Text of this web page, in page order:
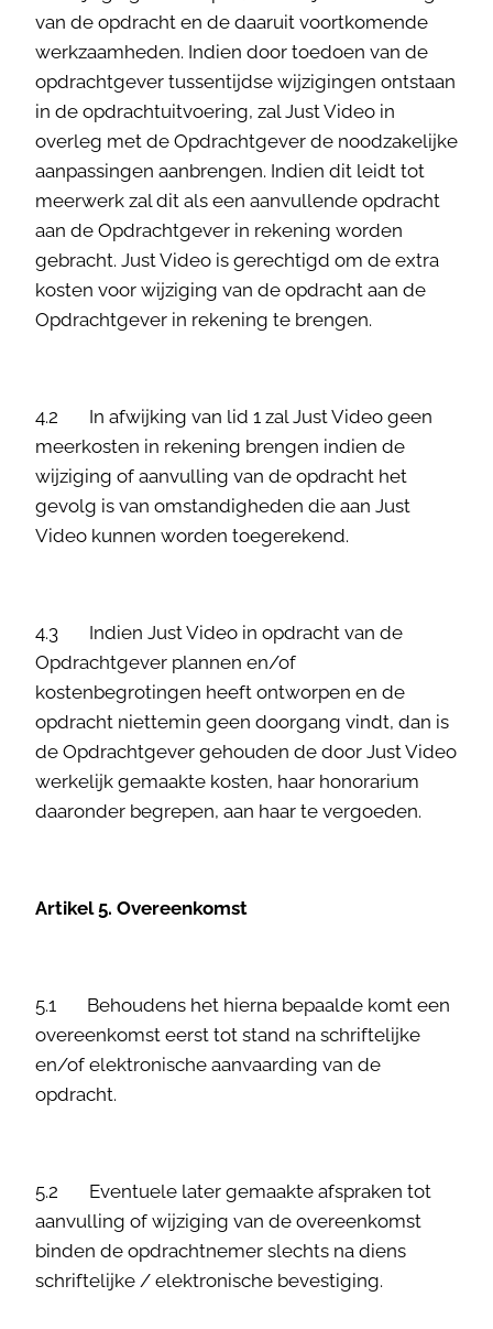
van de opdracht en de daaruit voortkomende
werkzaamheden. Indien door toedoen van de
opdrachtgever tussentijdse wijzigingen ontstaan
in de opdrachtuitvoering, zal Just Video in
overleg met de Opdrachtgever de noodzakelijke
aanpassingen aanbrengen. Indien dit leidt tot
meerwerk zal dit als een aanvullende opdracht
aan de Opdrachtgever in rekening worden
gebracht. Just Video is gerechtigd om de extra
kosten voor wijziging van de opdracht aan de
Opdrachtgever in rekening te brengen.
4.2 In afwijking van lid 1 zal Just Video geen
meerkosten in rekening brengen indien de
wijziging of aanvulling van de opdracht het
gevolg is van omstandigheden die aan Just
Video kunnen worden toegerekend.
4.3 Indien Just Video in opdracht van de
Opdrachtgever plannen en/of
kostenbegrotingen heeft ontworpen en de
opdracht niettemin geen doorgang vindt, dan is
de Opdrachtgever gehouden de door Just Video
werkelijk gemaakte kosten, haar honorarium
daaronder begrepen, aan haar te vergoeden.
Artikel 5. Overeenkomst
5.1 Behoudens het hierna bepaalde komt een
overeenkomst eerst tot stand na schriftelijke
en/of elektronische aanvaarding van de
opdracht.
5.2 Eventuele later gemaakte afspraken tot
aanvulling of wijziging van de overeenkomst
binden de opdrachtnemer slechts na diens
schriftelijke / elektronische bevestiging.